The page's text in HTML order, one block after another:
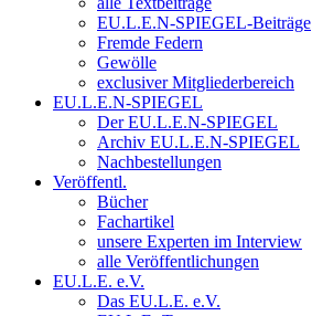
EU.L.E.N-SPIEGEL-Beiträge
Fremde Federn
Gewölle
exclusiver Mitgliederbereich
EU.L.E.N-SPIEGEL
Der EU.L.E.N-SPIEGEL
Archiv EU.L.E.N-SPIEGEL
Nachbestellungen
Veröffentl.
Bücher
Fachartikel
unsere Experten im Interview
alle Veröffentlichungen
EU.L.E. e.V.
Das EU.L.E. e.V.